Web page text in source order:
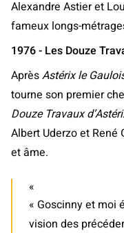
Alexandre Astier et
fameux longs-
1976 - Les Douze
AprèsAstérix le
tourne son premier
Douze Travaux
Albert Uderzo et
et âme.
« Goscinny et moi
vision des